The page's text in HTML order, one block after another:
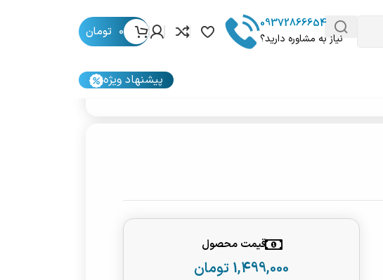
09372866654
نیاز به مشاوره دارید؟
0 تومان
پیشنهاد ویژه
قیمت محصول
1,499,000 تومان